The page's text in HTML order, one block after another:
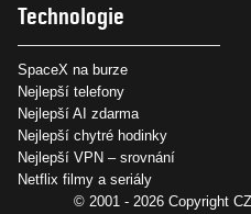
Technologie
SpaceX na burze
Nejlepší telefony
Nejlepší AI zdarma
Nejlepší chytré hodinky
Nejlepší VPN – srovnání
Netflix filmy a seriály
© 2001 - 2026 Copyright